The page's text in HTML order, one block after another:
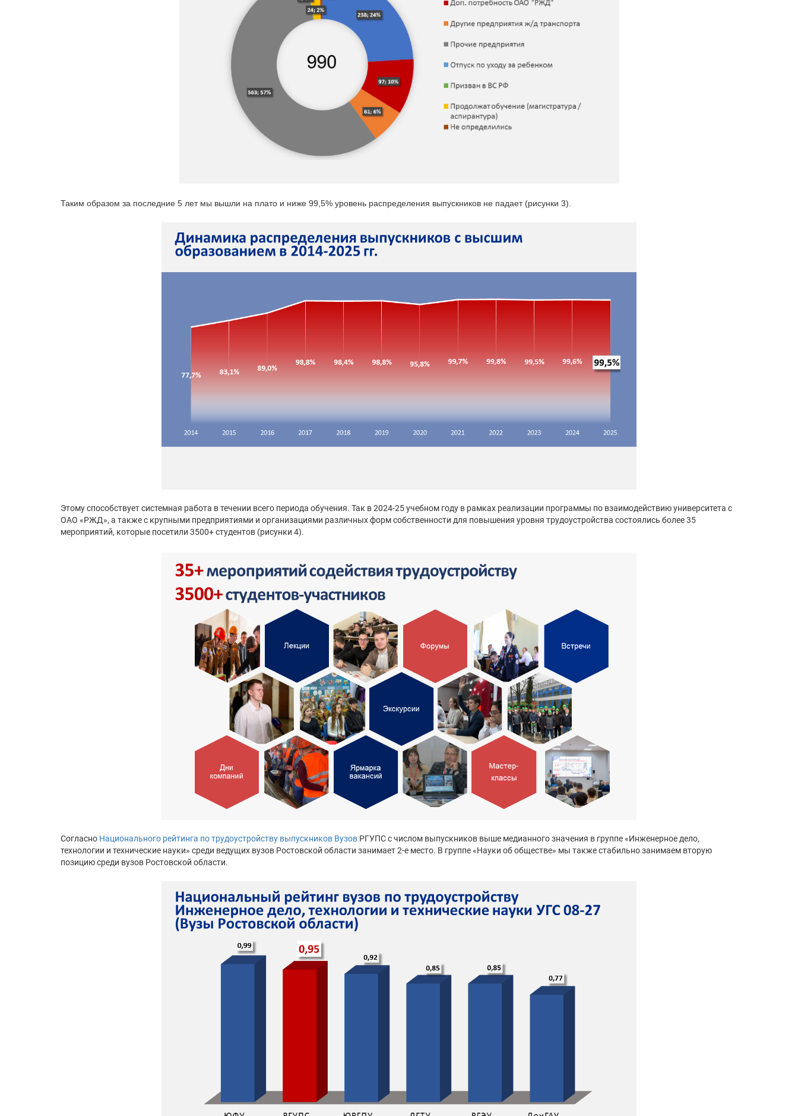
Таким образом за последние 5 лет мы вышли на плато и ниже 99,5% уровень распределения выпускников не падает (рисунки 3).
Этому способствует системная работа в течении всего периода обучения. Так в 2024-25 учебном году в рамках реализации программы по взаимодействию университета с
ОАО «РЖД», а также с крупными предприятиями и организациями различных форм собственности для повышения уровня трудоустройства состоялись более 35
мероприятий, которые посетили 3500+ студентов (рисунки 4).
Согласно Национального рейтинга по трудоустройству выпускников Вузов РГУПС с числом выпускников выше медианного значения в группе «Инженерное дело,
технологии и технические науки» среди ведущих вузов Ростовской области занимает 2-е место. В группе «Науки об обществе» мы также стабильно занимаем вторую
позицию среди вузов Ростовской области.